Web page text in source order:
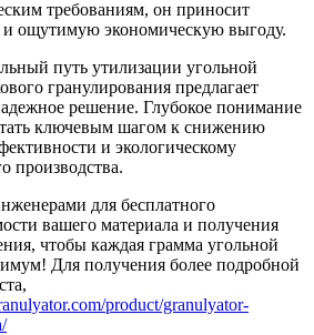
требованиям, он приносит
ощутимую экономическую выгоду.
путь утилизации угольной
гранулирования предлагает
решение. Глубокое понимание
ключевым шагом к снижению
и экологическому
производства.
для бесплатного
вашего материала и получения
чтобы каждая грамма угольной
Для получения более подробной
product/granulyator-